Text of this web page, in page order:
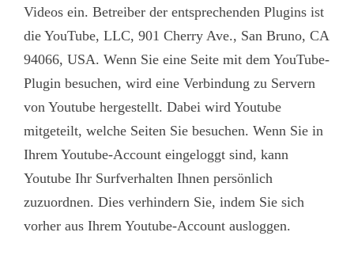
Videos ein. Betreiber der entsprechenden Plugins ist
die YouTube, LLC, 901 Cherry Ave., San Bruno, CA
94066, USA. Wenn Sie eine Seite mit dem YouTube-
Plugin besuchen, wird eine Verbindung zu Servern
von Youtube hergestellt. Dabei wird Youtube
mitgeteilt, welche Seiten Sie besuchen. Wenn Sie in
Ihrem Youtube-Account eingeloggt sind, kann
Youtube Ihr Surfverhalten Ihnen persönlich
zuzuordnen. Dies verhindern Sie, indem Sie sich
vorher aus Ihrem Youtube-Account ausloggen.